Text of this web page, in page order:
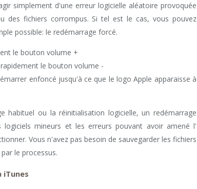
simplement d'une erreur logicielle aléatoire provoquée
des fichiers corrompus. Si tel est le cas, vous pouvez
possible: le redémarrage forcé.
le bouton volume +
le bouton volume -
enfoncé jusqu'à ce que le logo Apple apparaisse à
habituel ou la réinitialisation logicielle, un redémarrage
logiciels mineurs et les erreurs pouvant avoir amené l'
Vous n'avez pas besoin de sauvegarder les fichiers
le processus.